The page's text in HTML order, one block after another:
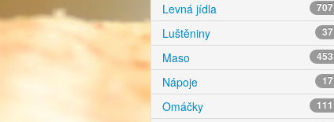
Levná jídla 707
Luštěniny 37
Maso 453
Nápoje 17
Omáčky 111